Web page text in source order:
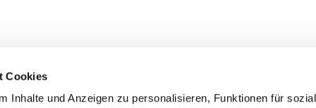
Cookies
Inhalte und Anzeigen zu personalisieren, Funktionen für